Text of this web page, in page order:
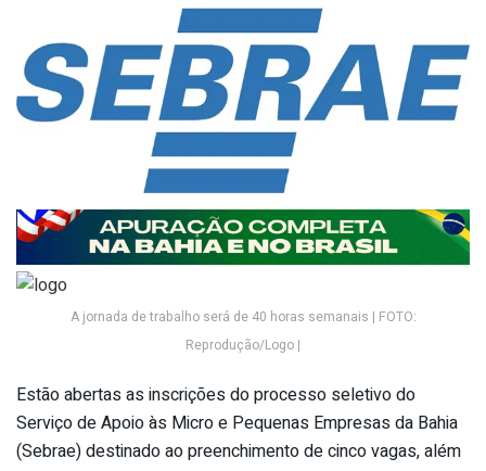
A jornada de trabalho será de 40 horas semanais | FOTO:
Reprodução/Logo |
Estão abertas as inscrições do processo seletivo do
Serviço de Apoio às Micro e Pequenas Empresas da Bahia
(Sebrae) destinado ao preenchimento de cinco vagas, além